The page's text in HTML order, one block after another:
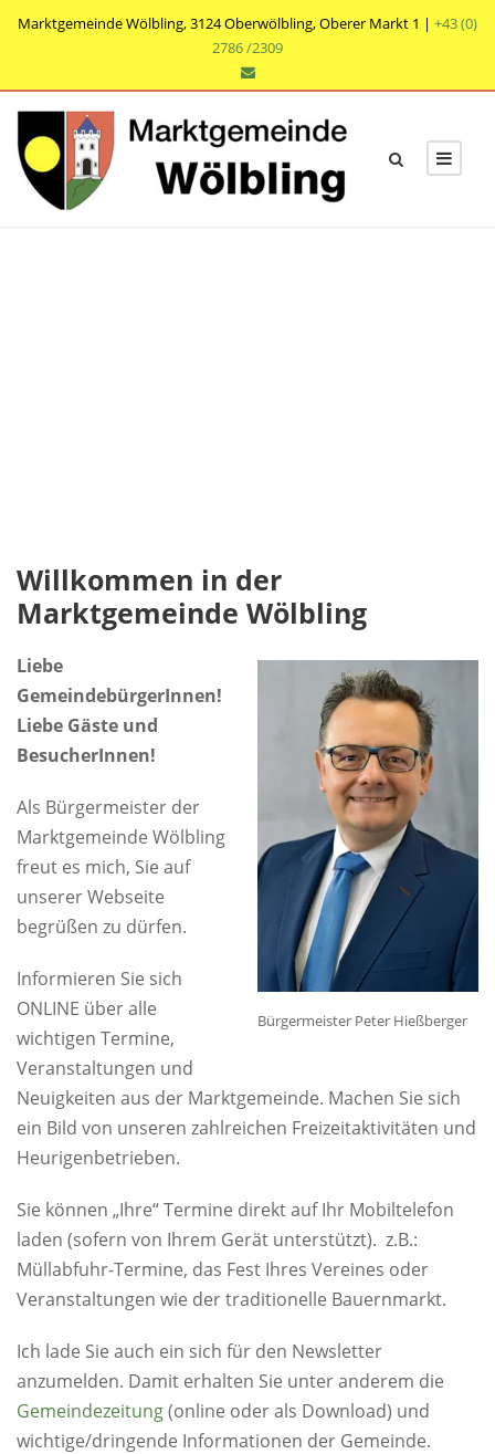
Marktgemeinde Wölbling, 3124 Oberwölbling, Oberer Markt 1 | +43 (0)
2786 /2309
Willkommen in der
Marktgemeinde Wölbling
Bürgermeister Peter Hießberger
Liebe
GemeindebürgerInnen!
Liebe Gäste und
BesucherInnen!
Als Bürgermeister der
Marktgemeinde Wölbling
freut es mich, Sie auf
unserer Webseite
begrüßen zu dürfen.
Informieren Sie sich
ONLINE über alle
wichtigen Termine,
Veranstaltungen und
Neuigkeiten aus der Marktgemeinde. Machen Sie sich
ein Bild von unseren zahlreichen Freizeitaktivitäten und
Heurigenbetrieben.
Sie können „Ihre“ Termine direkt auf Ihr Mobiltelefon
laden (sofern von Ihrem Gerät unterstützt). z.B.:
Müllabfuhr-Termine, das Fest Ihres Vereines oder
Veranstaltungen wie der traditionelle Bauernmarkt.
Ich lade Sie auch ein sich für den Newsletter
anzumelden. Damit erhalten Sie unter anderem die
Gemeindezeitung(online oder als Download) und
wichtige/dringende Informationen der Gemeinde.